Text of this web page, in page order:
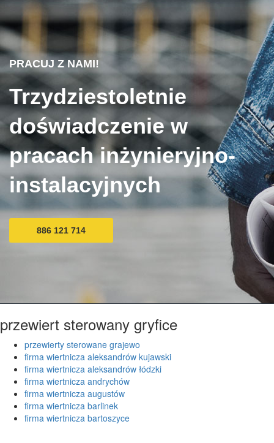
PRACUJ Z NAMI!
Trzydziestoletnie
doświadczenie w
pracach inżynieryjno-
instalacyjnych
886 121 714
przewiert sterowany gryfice
przewierty sterowane grajewo
firma wiertnicza aleksandrów kujawski
firma wiertnicza aleksandrów łódzki
firma wiertnicza andrychów
firma wiertnicza augustów
firma wiertnicza barlinek
firma wiertnicza bartoszyce